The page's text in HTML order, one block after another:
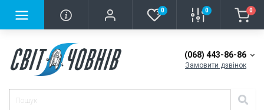
0 0 0
(068) 443-86-86
Замовити дзвінок